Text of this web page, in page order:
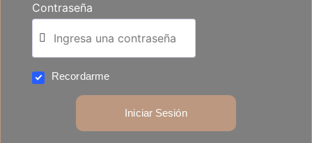
Contraseña
Recordarme
Iniciar Sesión